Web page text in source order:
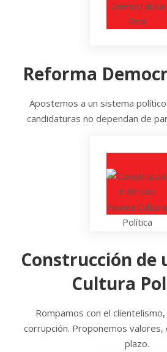
Reforma
Apostemos a un sistema
candidaturas no dependan de
Construcción de
Cultura
Rompamos con el
corrupción. Proponemos valores,
plazo.